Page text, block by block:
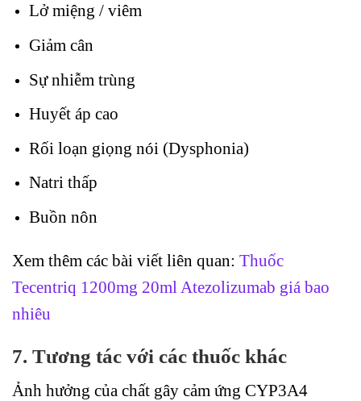
Lở miệng / viêm
Giảm cân
Sự nhiễm trùng
Huyết áp cao
Rối loạn giọng nói (Dysphonia)
Natri thấp
Buồn nôn
Xem thêm các bài viết liên quan: Thuốc
Tecentriq 1200mg 20ml Atezolizumab giá bao
nhiêu
7. Tương tác với các thuốc khác
Ảnh hưởng của chất gây cảm ứng CYP3A4